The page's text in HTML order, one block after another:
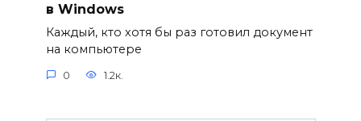
в Windows
Каждый, кто хотя бы раз готовил документ
на компьютере
0 1.2к.